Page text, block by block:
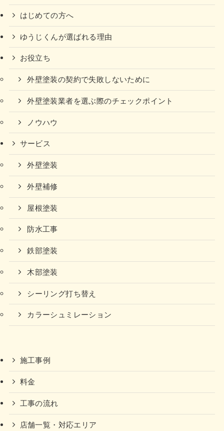
はじめての方へ
ゆうじくんが選ばれる理由
お役立ち
外壁塗装の契約で失敗しないために
外壁塗装業者を選ぶ際のチェックポイント
ノウハウ
サービス
外壁塗装
外壁補修
屋根塗装
防水工事
鉄部塗装
木部塗装
シーリング打ち替え
カラーシュミレーション
施工事例
料金
工事の流れ
店舗一覧・対応エリア